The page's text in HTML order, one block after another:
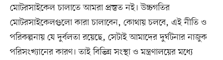
মোটরসাইকেল চালাতে আমরা প্রস্তুত নই। উচ্চগতির
মোটরসাইকেলগুলো কারা চালাবেন, কোথায় চলবে, এই নীতি ও
পরিকল্পনায় যে দুর্বলতা রয়েছে, সেটাই আমাদের দুর্ঘটনার নাজুক
পরিসংখ্যানের কারণ। তাই বিভিন্ন সংস্থা ও মন্ত্রণালয়ের মধ্যে